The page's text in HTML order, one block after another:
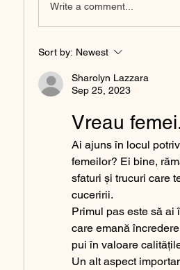
Write a comment...
Sort by: Newest
Sharolyn Lazzara
Sep 25, 2023
Vreau
Ai ajuns în locul
femeilor? Ei bine,
sfaturi și trucuri care
cuceririi.
Primul pas este să ai
care emană
pui în valoare
Un alt aspect